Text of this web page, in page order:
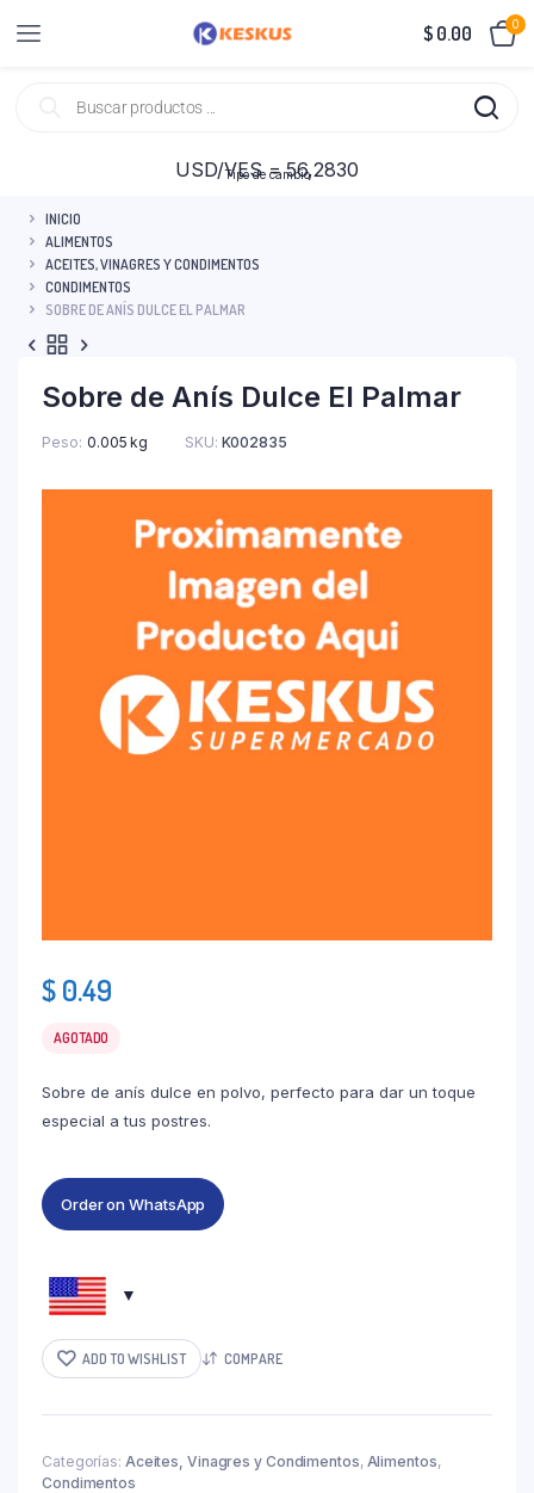
$ 0.00 0
Tipo de cambio
USD/VES = 56,2830
INICIO
ALIMENTOS
ACEITES, VINAGRES Y CONDIMENTOS
CONDIMENTOS
SOBRE DE ANÍS DULCE EL PALMAR
Sobre de Anís Dulce El Palmar
Peso 0.005 kg SKU: K002835
$0.49
AGOTADO
Sobre de anís dulce en polvo, perfecto para dar un toque
especial a tus postres.
Order on WhatsApp
ADD TO WISHLIST COMPARE
Categorías: Aceites, Vinagres y Condimentos, Alimentos,
Condimentos